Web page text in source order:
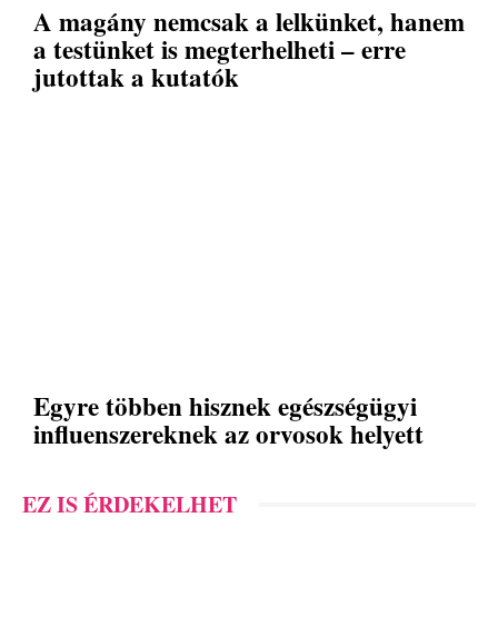
A magány nemcsak a lelkünket, hanem
a testünket is megterhelheti – erre
jutottak a kutatók
Egyre többen hisznek egészségügyi
influenszereknek az orvosok helyett
EZ IS ÉRDEKELHET